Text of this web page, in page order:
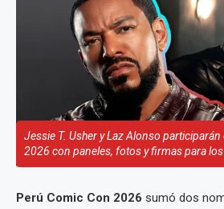
Jessie T. Usher y Laz Alonso
2026 con paneles, fotos y firmas para
Perú Comic Con 2026 sumó dos